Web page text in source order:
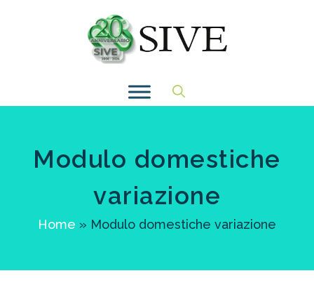
Modulo domestiche
variazione
Home » Modulo domestiche variazione